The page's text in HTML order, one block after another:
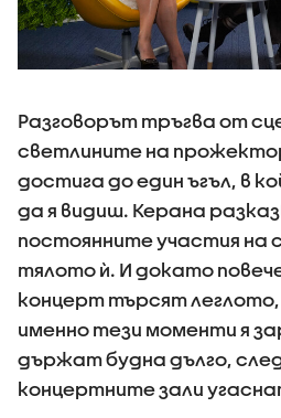
Разговорът тръгва от
светлините на
достига до един ъгъл, в
да я видиш. Керана
постоянните участия на
тялото ѝ. И докато
концерт търсят леглото,
именно тези моменти я
държат будна дълго,
концертните зали